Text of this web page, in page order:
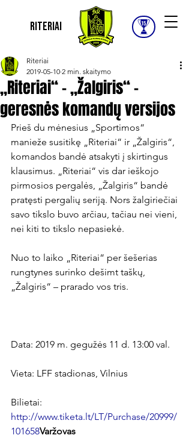
Riteriai
„Riteriai“ – „Žalgiris“ –
geresnės komandų versijos
Riteriai
2019-05-10 2 min. skaitymo
Prieš du mėnesius „Sportimos“
manieže susitikę „Riteriai“ ir „Žalgiris“,
komandos bandė atsakyti į skirtingus
klausimus. „Riteriai“ vis dar ieškojo
pirmosios pergalės, „Žalgiris“ bandė
pratęsti pergalių seriją. Nors žalgiriečiai
savo tikslo buvo arčiau, tačiau nei vieni,
nei kiti to tikslo nepasiekė.
Nuo to laiko „Riteriai“ per šešerias
rungtynes surinko dešimt taškų,
„Žalgiris“ – prarado vos tris.
Data: 2019 m. gegužės 11 d. 13:00 val.
Vieta: LFF stadionas, Vilnius
Bilietai:
http://www.tiketa.lt/LT/Purchase/20999/
101658Varžovas